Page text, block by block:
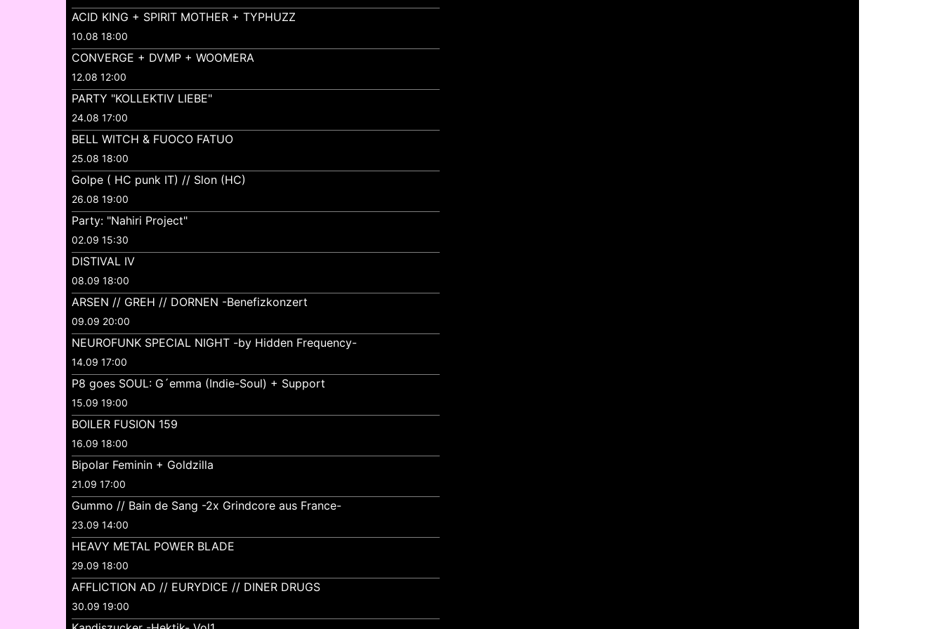
ACID KING + SPIRIT MOTHER + TYPHUZZ
10.08 18:00
CONVERGE + DVMP + WOOMERA
12.08 12:00
PARTY "KOLLEKTIV LIEBE"
24.08 17:00
BELL WITCH & FUOCO FATUO
25.08 18:00
Golpe ( HC punk IT) // Slon (HC)
26.08 19:00
Party: "Nahiri Project"
02.09 15:30
DISTIVAL IV
08.09 18:00
ARSEN // GREH // DORNEN -Benefizkonzert
09.09 20:00
NEUROFUNK SPECIAL NIGHT -by Hidden Frequency-
14.09 17:00
P8 goes SOUL: G´emma (Indie-Soul) + Support
15.09 19:00
BOILER FUSION 159
16.09 18:00
Bipolar Feminin + Goldzilla
21.09 17:00
Gummo // Bain de Sang -2x Grindcore aus France-
23.09 14:00
HEAVY METAL POWER BLADE
29.09 18:00
AFFLICTION AD // EURYDICE // DINER DRUGS
30.09 19:00